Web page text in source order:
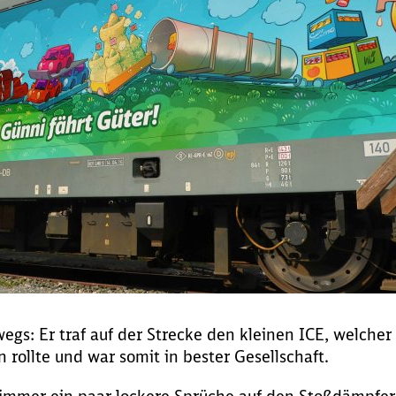
Er traf auf der Strecke den kleinen ICE, welcher
rollte und war somit in bester Gesellschaft.